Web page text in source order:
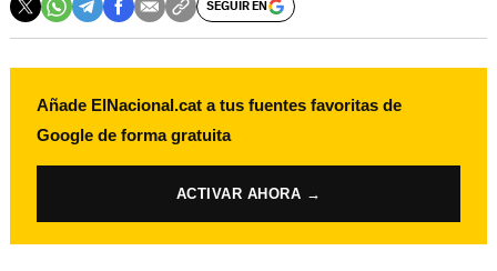
SEGUIR EN
Añade ElNacional.cat a tus fuentes favoritas de
Google de forma gratuita
ACTIVAR AHORA →